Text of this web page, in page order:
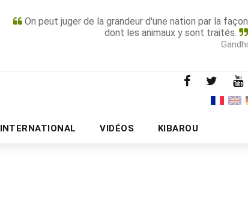
On peut juger de la grandeur d'une nation par la façon
dont les animaux y sont traités.
Gandhi
INTERNATIONAL VIDÉOS KIBAROU